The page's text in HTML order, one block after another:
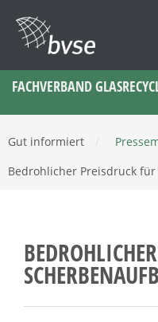
FACHVERBAND
Gut informiert
Bedrohlicher Preisdruck